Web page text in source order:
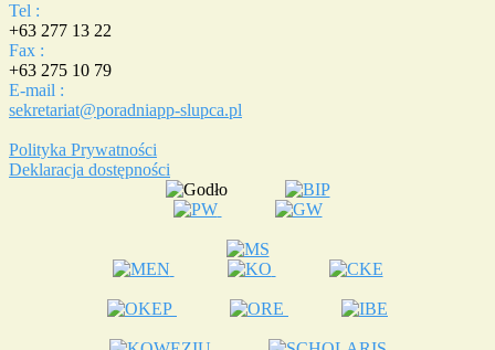
Tel :
+63 277 13 22
Fax :
+63 275 10 79
E-mail :
sekretariat@poradniapp-slupca.pl
Polityka Prywatności
Deklaracja dostępności